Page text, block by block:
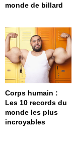
monde de billard
Corps humain :
Les 10 records du
monde les plus
incroyables